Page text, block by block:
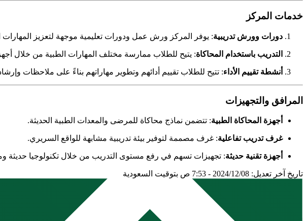
خدمات المركز
دورات وورش تدريبية: يوفر المركز ورش عمل ودورات تعليمية موجهة لتعزيز المهارات
التدريب باستخدام المحاكاة: يتيح للطلاب ممارسة مختلف المهارات الطبية من خلال
أنشطة تقييم الأداء: تتيح للطلاب تقييم أدائهم وتطوير مهاراتهم بناءً على ملاحظات
المرافق والتجهيزات
أجهزة المحاكاة الطبية: تتضمن نماذج محاكاة للمرضى والمعدات الطبية الحديثة.
غرف تدريب تفاعلية: غرف مصممة لتوفير بيئة تدريبية مشابهة للواقع السريري.
أجهزة تقنية حديثة: تجهيزات تسهم في رفع مستوى التدريب من خلال تكنولوجيا حديثة
تاريخ آخر تعديل: 2024/12/08 - 7:53 ص بتوقيت السعودية